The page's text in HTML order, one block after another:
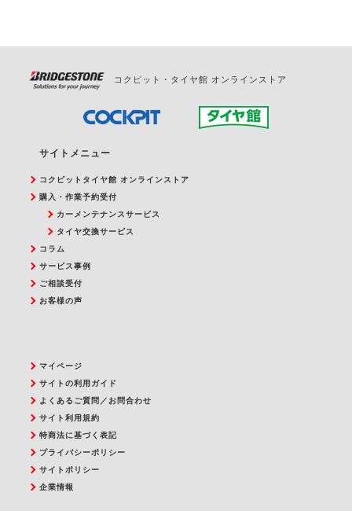
コクピット・タイヤ館 オンラインストア
サイトメニュー
コクピットタイヤ館 オンラインストア
購入・作業予約受付
カーメンテナンスサービス
タイヤ交換サービス
コラム
サービス事例
ご相談受付
お客様の声
マイページ
サイトの利用ガイド
よくあるご質問／お問合わせ
サイト利用規約
特商法に基づく表記
プライバシーポリシー
サイトポリシー
企業情報